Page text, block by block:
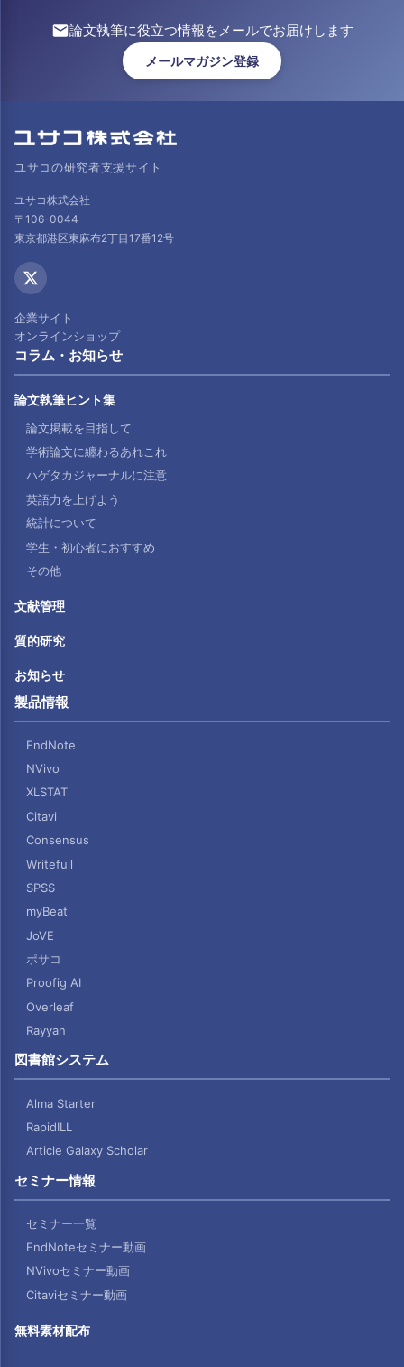
論文執筆に役立つ情報をメールでお届けします
メールマガジン登録
ユサコの研究者支援サイト
ユサコ株式会社
〒106-0044
東京都港区東麻布2丁目17番12号
企業サイト
オンラインショップ
コラム・お知らせ
論文執筆ヒント集
論文掲載を目指して
学術論文に纏わるあれこれ
ハゲタカジャーナルに注意
英語力を上げよう
統計について
学生・初心者におすすめ
その他
文献管理
質的研究
お知らせ
製品情報
EndNote
NVivo
XLSTAT
Citavi
Consensus
Writefull
SPSS
myBeat
JoVE
ポサコ
Proofig AI
Overleaf
Rayyan
図書館システム
Alma Starter
RapidILL
Article Galaxy Scholar
セミナー情報
セミナー一覧
EndNoteセミナー動画
NVivoセミナー動画
Citaviセミナー動画
無料素材配布